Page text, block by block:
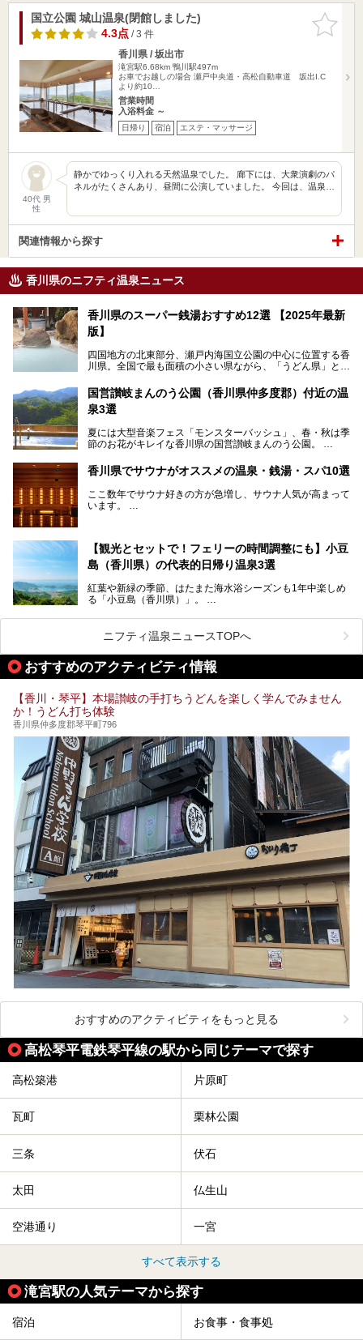
お気に入
りに追加
国立公園 城山温泉(閉館しました)
4.3点/ 3 件
香川県 / 坂出市
滝宮駅6.68km 鴨川駅497m
お車でお越しの場合 瀬戸中央道・高松自動車道 坂出I.C
より約10…
営業時間
入浴料金 ～
日帰り 宿泊 エステ・マッサージ
40代 男
性
静かでゆっくり入れる天然温泉でした。 廊下には、大衆演劇のパ
ネルがたくさんあり、昼間に公演していました。 今回は、温泉…
関連情報から探す
香川県のニフティ温泉ニュース
香川県のスーパー銭湯おすすめ12選 【2025年最新
版】
四国地方の北東部分、瀬戸内海国立公園の中心に位置する香
川県。全国で最も面積の小さい県ながら、「うどん県」とも
オリーブ、和三盆、製塩や醤油など特産品は実にバラエティ
豊か。近年は瀬戸内海の島々を舞台にした「瀬戸内国際芸術
祭」も開催され、アートの県としても知られています。
クアップしました。気になるスーパー銭湯があったら、ぜひ
訪れてみてください！
国営讃岐まんのう公園（香川県仲多度郡）付近の温
泉3選
夏には大型音楽フェス「モンスターバッシュ」、春・秋は季
節のお花がキレイな香川県の国営讃岐まんのう公園。
四国唯一の国営公園であり、広さは東京ディズニーランド７
個分！（350ha）
園内にはキャンプ場もあり、レンタサイクルで外周をぐるっ
と一周することもできます。
そんな国営讃岐まんのう公園は園内に温泉がありません。
つご紹介しますね。
香川県でサウナがオススメの温泉・銭湯・スパ10選
ここ数年でサウナ好きの方が急増し、サウナ人気が高まって
います。
設を紹介します。
ぜひ香川県に住んでいる方や訪れる予定のある方は、香川の
サウナ施設を行ってみましょう！
【観光とセットで！フェリーの時間調整にも】小豆
島（香川県）の代表的日帰り温泉3選
紅葉や新緑の季節、はたまた海水浴シーズンも1年中楽しめ
る「小豆島（香川県）」。
1周すると82kmもあることから、西と東・南と北ではまっ
たく風景がちがいます。
この記事では西・東・中間くらいの位置にある、小豆島を代
表する３つの大人気温泉をご紹介します。
ュー！お楽しみに。
ニフティ温泉ニュースTOPへ
おすすめのアクティビティ情報
【香川・琴平】本場讃岐の手打ちうどんを楽しく学んでみません
か！うどん打ち体験
香川県仲多度郡琴平町796
おすすめのアクティビティをもっと見る
高松琴平電鉄琴平線の駅から同じテーマで探す
高松築港 片原町
瓦町 栗林公園
三条 伏石
太田 仏生山
空港通り 一宮
すべて表示する
滝宮駅の人気テーマから探す
宿泊 お食事・食事処